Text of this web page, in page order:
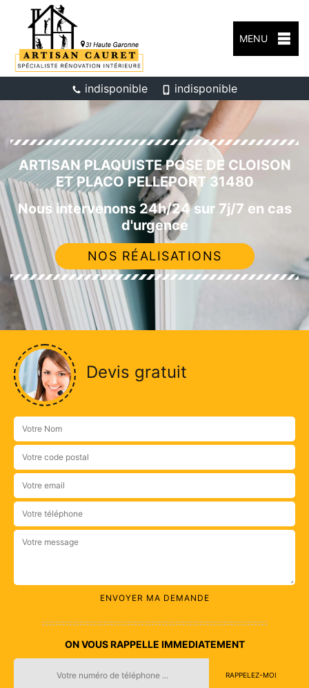
MENU
indisponible indisponible
ARTISAN PLAQUISTE POSE DE CLOISON
ET PLACO PELLEPORT 31480
Nous intervenons 24h/24 sur 7j/7 en cas
d'urgence
NOS RÉALISATIONS
Devis gratuit
ON VOUS RAPPELLE IMMEDIATEMENT